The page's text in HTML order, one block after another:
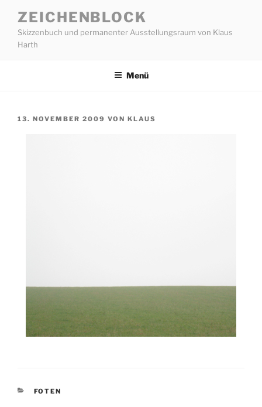
Inhalt
springen
ZEICHENBLOCK
Skizzenbuch und permanenter Ausstellungsraum von Klaus
Harth
Menü
VERÖFFENTLICHT
13. NOVEMBER 2009 VON KLAUS
KATEGORIEN
FOTEN